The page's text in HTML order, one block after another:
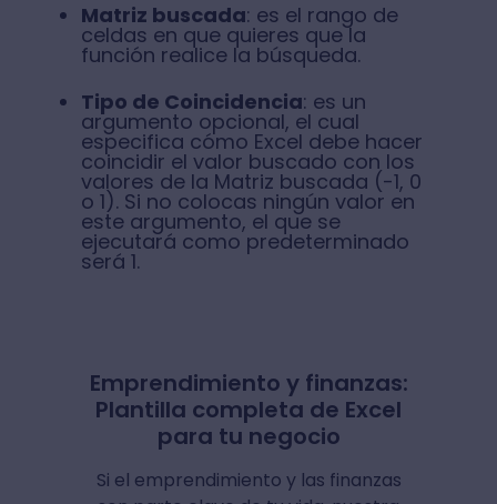
Matriz buscada: es el rango de
celdas en que quieres que la
función realice la búsqueda.
Tipo de Coincidencia: es un
argumento opcional, el cual
especifica cómo Excel debe hacer
coincidir el valor buscado con los
valores de la Matriz buscada (-1, 0
o 1). Si no colocas ningún valor en
este argumento, el que se
ejecutará como predeterminado
será 1.
Emprendimiento y finanzas:
Plantilla completa de Excel
para tu negocio
Si el emprendimiento y las finanzas